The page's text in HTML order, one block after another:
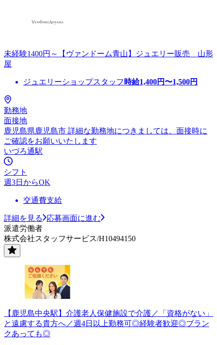
未経験1400円～【ヴァンドーム青山】ジュエリー販売 山形
屋
ジュエリーショップスタッフ 時給1,400円〜1,500円
勤務地
面接地
鹿児島県鹿児島市 詳細な勤務地につきましては、面接時に
ご確認をお願いいたします
いづろ通駅
シフト
週3日からOK
交通費支給
詳細を見る
応募画面に進む
派遣労働者
株式会社スタッフサービス/H10494150
【鹿児島中央駅】介護老人保健施設で介護／「資格がない」
と遠慮する貴方へ／週4日以上勤務可◎経験者歓迎◎ブラン
クあっても◎